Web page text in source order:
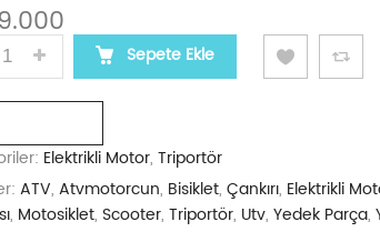
FX24 YENİ NESİL LİTYUM AKÜ
Sepete Ekle
Elektrikli Motor, Triportör
ATV, Atvmotorcun, Bisiklet, Çankırı, Elektrikli
, Motosiklet, Scooter, Triportör, Utv, Yedek Parça,